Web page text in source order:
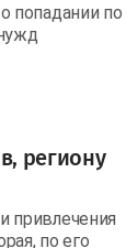
попадании по
региону
привлечения
по его